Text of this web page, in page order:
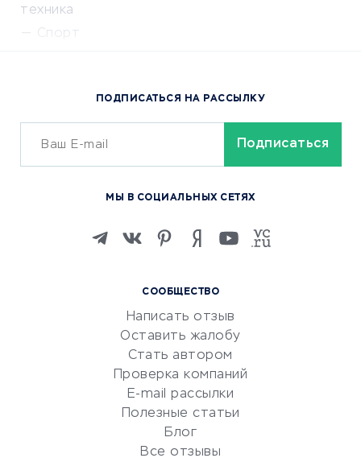
техника
Спорт
Сервисы доставки
ОБУЧЕНИЕ И РАБОТА
Изучение иностранных
Маркетинг и продажи
Репетиторство
Красота и здоровье
Сервисы по поиску работы
Сетевой маркетинг
УСЛУГИ ДЛЯ БИЗНЕСА
СООБЩЕСТВО
Написать отзыв
Оставить жалобу
Стать автором
Проверка компаний
E-mail рассылки
Полезные статьи
Блог
Все отзывы
ПОДПИСАТЬСЯ НА РАССЫЛКУ
МЫ В СОЦИАЛЬНЫХ СЕТЯХ